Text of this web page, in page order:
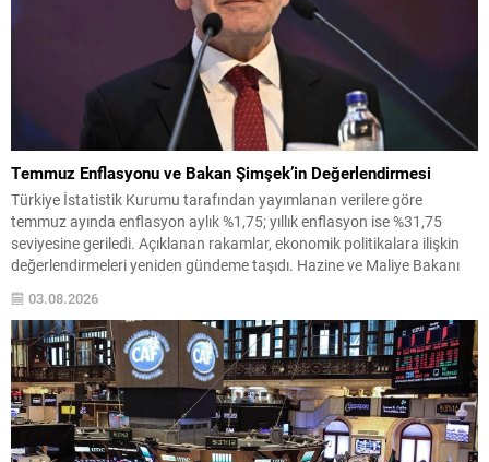
Temmuz Enflasyonu ve Bakan Şimşek’in Değerlendirmesi
Türkiye İstatistik Kurumu tarafından yayımlanan verilere göre
temmuz ayında enflasyon aylık %1,75; yıllık enflasyon ise %31,75
seviyesine geriledi. Açıklanan rakamlar, ekonomik politikalara ilişkin
değerlendirmeleri yeniden gündeme taşıdı. Hazine ve Maliye Bakanı
Mehmet Şimşek, verilerle ilgili olarak sosyal medya hesabından yaptığı
paylaşımda dezenflasyon sürecinin sürdüğünü vurguladı ve alınan
tedbirlerin etkisine işaret...
03.08.2026